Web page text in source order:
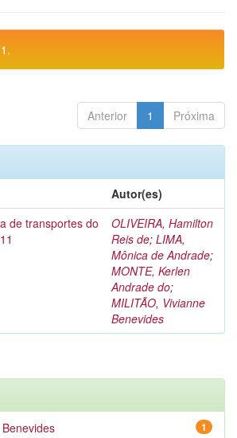
Anterior 1 Próxima
Autor(es)
de transportes do
OLIVEIRA, Hamilton
Reis de; LIMA,
Mônica de Andrade;
MONTE, Kerlen
Andrade do;
MILITÃO, Vivianne
Benevides
1